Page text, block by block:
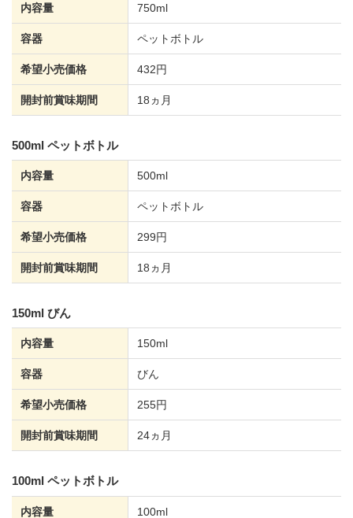
内容量 750ml
容器 ペットボトル
希望小売価格 432円
開封前賞味期間 18ヵ月
500ml ペットボトル
内容量 500ml
容器 ペットボトル
希望小売価格 299円
開封前賞味期間 18ヵ月
150ml びん
内容量 150ml
容器 びん
希望小売価格 255円
開封前賞味期間 24ヵ月
100ml ペットボトル
内容量 100ml